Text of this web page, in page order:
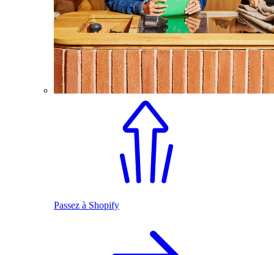
Passez à Shopify